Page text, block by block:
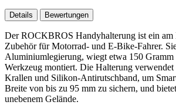
Details Bewertungen
Der ROCKBROS Handyhalterung ist ein am
Zubehör für Motorrad- und E-Bike-Fahrer.
Aluminiumlegierung, wiegt etwa 150
Werkzeug montiert. Die Halterung verwendet
Krallen und Silikon-Antirutschband, um
Breite von bis zu 95 mm zu sichern, und
unebenem Gelände.